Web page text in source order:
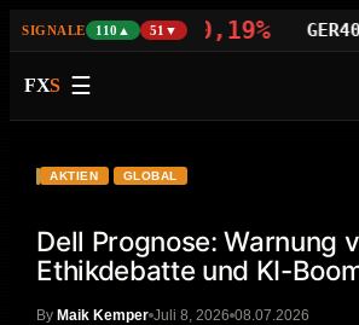
SIGNALE 110▲ 51▼
29.405,08-0,19% GER40
FXS ☰
DELL
AKTIEN GLOBAL
Dell Prognose: Warnung
Ethikdebatte und KI-
ByMaik Kemper Juli 8, 2026 08.07.2026